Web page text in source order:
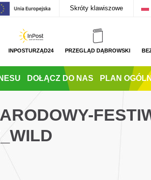
Skróty klawiszowe
INPOSTURZĄD24 PRZEGLĄD DĄBROWSKI
DOŁĄCZ DO NAS PLAN